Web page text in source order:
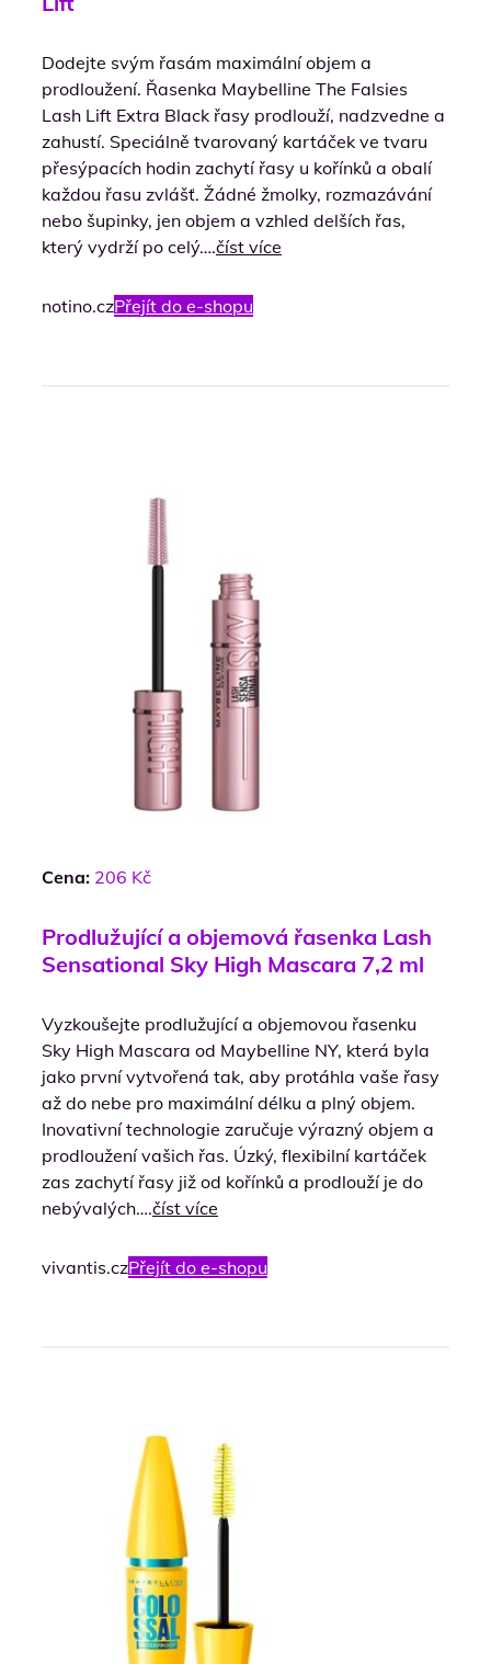
Dodejte svým řasám maximální objem a
prodloužení. Řasenka Maybelline The Falsies
Lash Lift Extra Black řasy prodlouží, nadzvedne a
zahustí. Speciálně tvarovaný kartáček ve tvaru
přesýpacích hodin zachytí řasy u kořínků a obalí
každou řasu zvlášť. Žádné žmolky, rozmazávání
nebo šupinky, jen objem a vzhled delších řas,
který vydrží po celý….číst více
notino.czPřejít do e-shopu
Cena: 206 Kč
Prodlužující a objemová řasenka Lash
Sensational Sky High Mascara 7,2 ml
Vyzkoušejte prodlužující a objemovou řasenku
Sky High Mascara od Maybelline NY, která byla
jako první vytvořená tak, aby protáhla vaše řasy
až do nebe pro maximální délku a plný objem.
Inovativní technologie zaručuje výrazný objem a
prodloužení vašich řas. Úzký, flexibilní kartáček
zas zachytí řasy již od kořínků a prodlouží je do
nebývalých….číst více
vivantis.czPřejít do e-shopu